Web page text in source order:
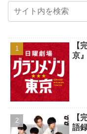
【
京
【
語